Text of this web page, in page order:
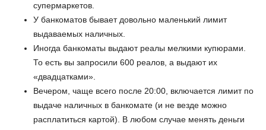
супермаркетов.
У банкоматов бывает довольно маленький лимит
выдаваемых наличных.
Иногда банкоматы выдают реалы мелкими купюрами.
То есть вы запросили 600 реалов, а выдают их
«двадцатками».
Вечером, чаще всего после 20:00, включается лимит по
выдаче наличных в банкомате (и не везде можно
расплатиться картой). В любом случае менять деньги